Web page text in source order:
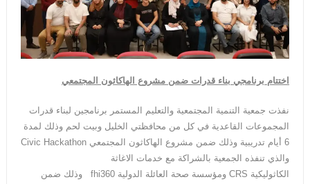
اختتام برنامجي بناء قدرات ضمن مشروع الهاكاثون المجتمعي
نفذت جمعية التنمية المجتمعية والتعليم المستمر برنامجين لبناء قدرات
المجموعات القاعدية في كل من محافظتي الخليل وبيت لحم وذلك لمدة
6 أيام تدريبية وذلك ضمن مشروع الهاكاثون المجتمعي Civic Hackathon
والذي تنفذه الجمعية بالشراكة مع خدمات الاغاثة
الكاثوليكية CRS ومؤسسة صحة العائلة الدولية fhi360 وذلك ضمن